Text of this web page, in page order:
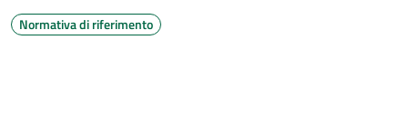
Normativa di riferimento